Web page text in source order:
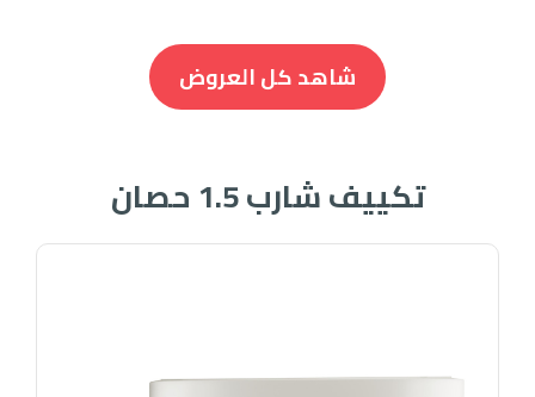
شاهد كل العروض
تكييف شارب 1.5 حصان